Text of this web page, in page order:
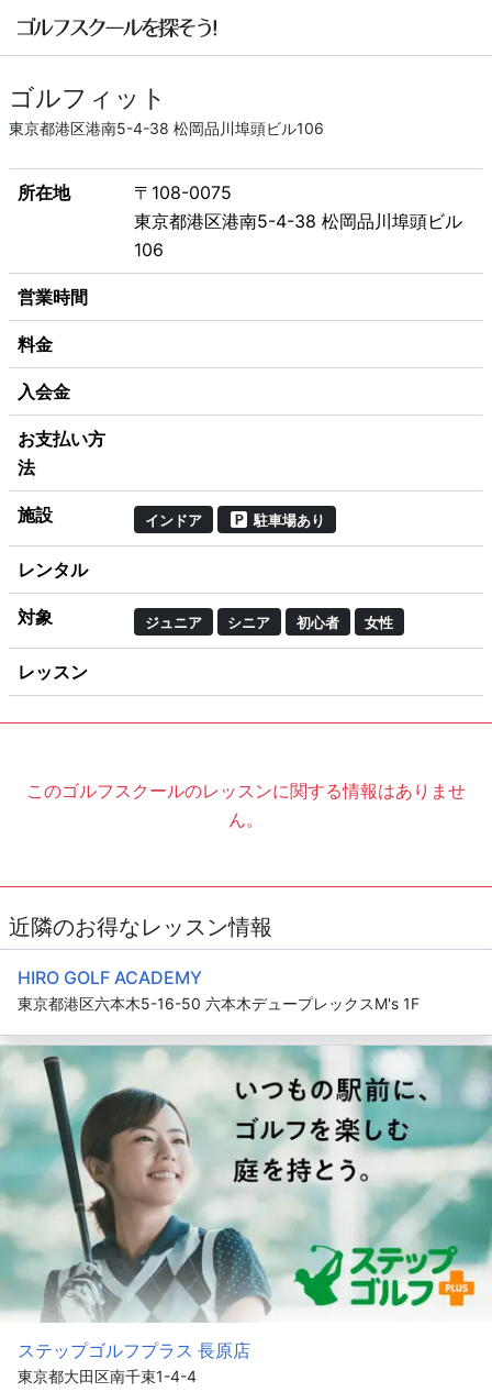
ゴルフィット
東京都港区港南5-4-38 松岡品川埠頭ビル106
所在地
〒108-0075
東京都港区港南5-4-38 松岡品川埠頭ビル
106
営業時間
料金
入会金
お支払い方
法
施設 インドア 駐車場あり
レンタル
対象 ジュニア シニア 初心者 女性
レッスン
このゴルフスクールのレッスンに関する情報はありませ
ん。
近隣のお得なレッスン情報
HIRO GOLF ACADEMY
東京都港区六本木5-16-50 六本木デュープレックスM's 1F
ステップゴルフプラス 長原店
東京都大田区南千束1-4-4